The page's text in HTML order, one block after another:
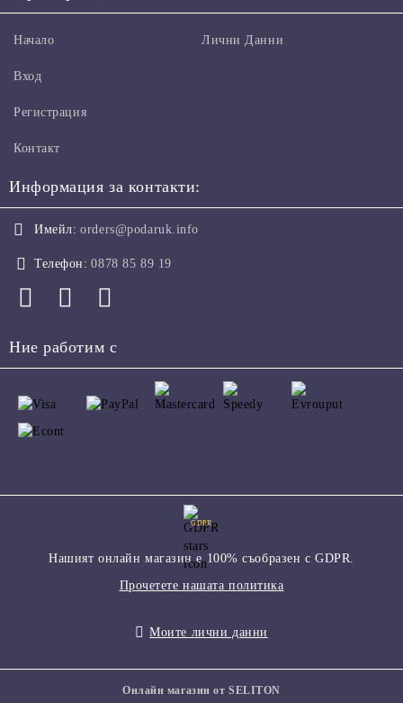
Начало
Вход
Регистрация
Контакт
Лични Данни
Информация за контакти:
Имейл: orders@podaruk.info
Телефон: 0878 85 89 19
Ние работим с
GDPR
Нашият онлайн магазин е 100% съобразен с GDPR.
Прочетете нашата политика
Моите лични данни
Онлайн магазин от SELITON